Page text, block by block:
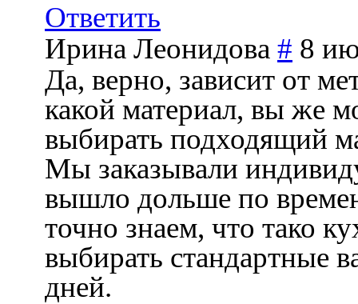
Ответить
Ирина Леонидова # 8
Да, верно, зависит от
какой материал, вы же
выбирать подходящий
Мы заказывали
вышло дольше по
точно знаем, что тако
выбирать стандартные
дней.